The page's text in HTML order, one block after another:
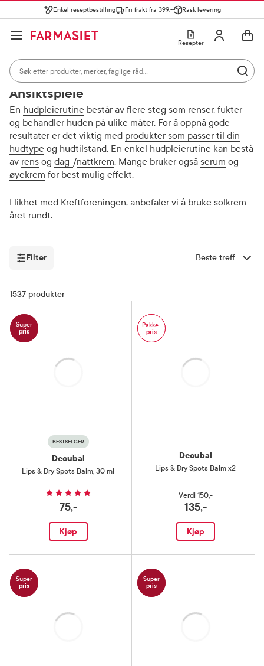
Enkel reseptbestilling Fri frakt fra 399,- Rask levering
GÅ TIL INNHOLD
TIL HANDLEKURVEN
Åpne
Søk i apotek
Utfør
Resepter Min profil
Hjem
Ansiktspleie
En hudpleierutine består av flere steg som renser, fukter
og behandler huden på ulike måter. For å oppnå gode
resultater er det viktig med produkter som passer til din
hudtype og hudtilstand. En enkel hudpleierutine kan bestå
av rens og dag-/nattkrem. Mange bruker også serum og
øyekrem for best mulig effekt.
I likhet med Kreftforeningen, anbefaler vi å bruke solkrem
året rundt.
Filter
Filter
1537 produkter
Super
pris
BESTSELGER
Decubal
Lips & Dry Spots Balm, 30 ml
75,-
Kjøp
Pakke-
pris
Decubal
Lips & Dry Spots Balm x2
Verdi 150,-
135,-
Kjøp
Super
pris
Super
pris
Søk i apotek
Skriv inn minst ett tegn for å se forslag, eller trykk søk.
Mest søkte kategorier
Populære søk
solkrem
cerave
paracet
magnesium